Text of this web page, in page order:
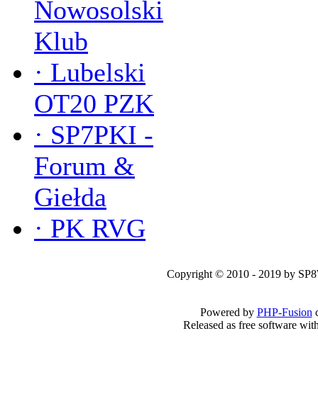
Nowosolski
Klub
· Lubelski
OT20 PZK
· SP7PKI -
Forum &
Giełda
· PK RVG
Copyright © 2010 - 2019 by
Powered by PHP-Fusion
Released as free software